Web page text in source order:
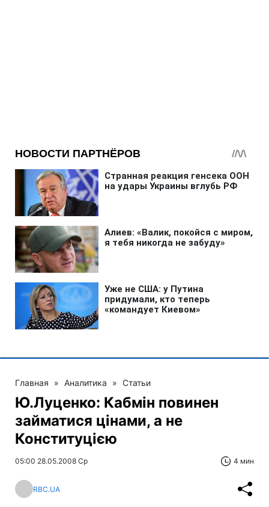
Главная » Аналитика » Статьи
Ю.Луценко: Кабмін повинен
займатися цінами, а не
Конституцією
05:00 28.05.2008 Ср 4 мин
RBC.UA